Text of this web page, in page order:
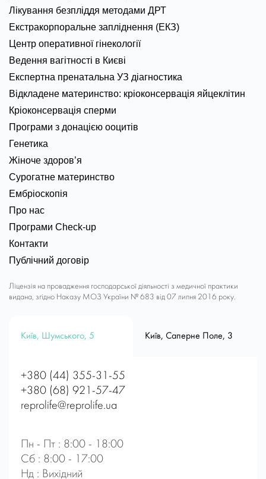
Лікування безпліддя методами ДРТ
Екстракорпоральне запліднення (ЕКЗ)
Центр оперативної гінекології
Ведення вагітності в Києві
Експертна пренатальна УЗ діагностика
Відкладене материнство: кріоконсервація яйцеклітин
Кріоконсервація сперми
Програми з донацією ооцитів
Генетика
Жіноче здоров’я
Сурогатне материнство
Ембріоскопія
Про нас
Програми Check-up
Контакти
Публічний договір
Ліцензія на провадження господарської діяльності з медичної практики
видана, згідно Наказу МОЗ України № 683 від 07 липня 2016 року.
Київ, Шумського, 5 Київ, Саперне Поле, 3
+380 (44) 355-31-55
+380 (68) 921-57-47
reprolife@reprolife.ua
Пн - Пт : 8:00 - 18:00
Сб : 8:00 - 17:00
Нд : Вихідний